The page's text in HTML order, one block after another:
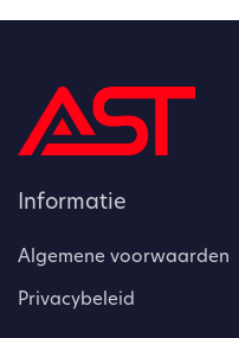
Informatie
Algemene voorwaarden
Privacybeleid